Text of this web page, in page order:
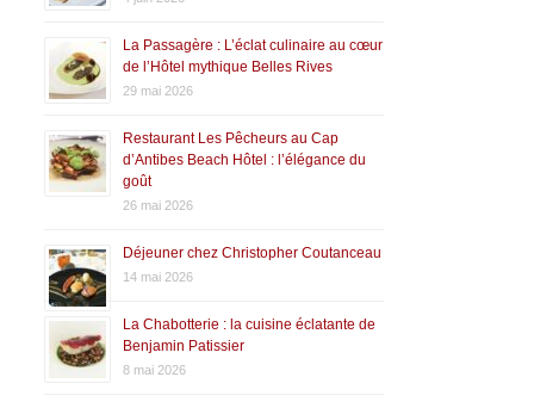
La Passagère : L’éclat culinaire au cœur
de l’Hôtel mythique Belles Rives
29 mai 2026
Restaurant Les Pêcheurs au Cap
d’Antibes Beach Hôtel : l’élégance du
goût
26 mai 2026
Déjeuner chez Christopher Coutanceau
14 mai 2026
La Chabotterie : la cuisine éclatante de
Benjamin Patissier
8 mai 2026